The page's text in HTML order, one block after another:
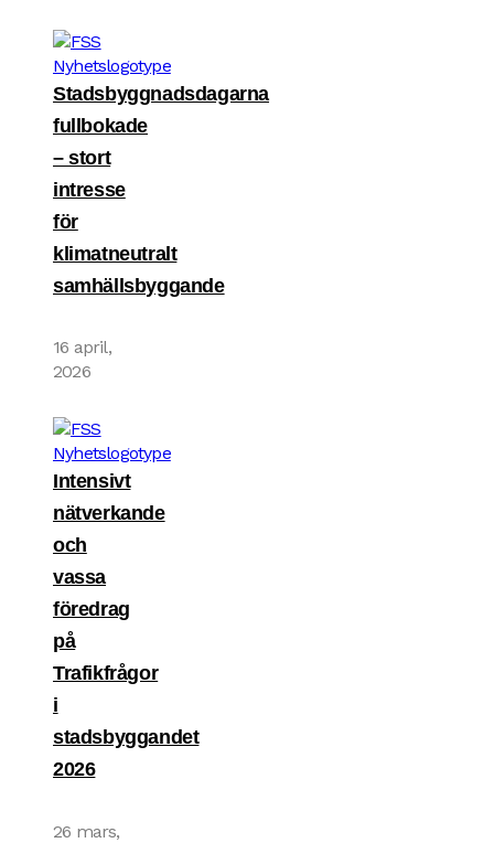
Stadsbyggnadsdagarna
fullbokade
– stort
intresse
för
klimatneutralt
samhällsbyggande
16 april,
2026
Intensivt
nätverkande
och
vassa
föredrag
på
Trafikfrågor
i
stadsbyggandet
2026
26 mars,